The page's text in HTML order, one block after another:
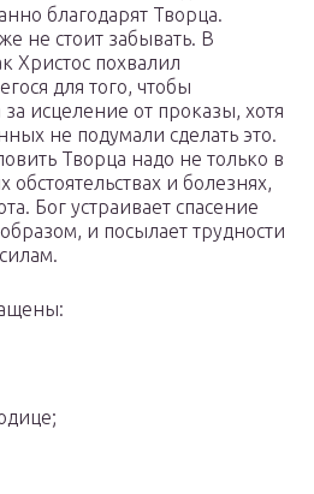
благодарят Творца.
не стоит забывать. В
Христос похвалил
для того, чтобы
исцеление от проказы, хотя
не подумали сделать это.
Творца надо не только в
обстоятельствах и болезнях,
Бог устраивает спасение
и посылает трудности